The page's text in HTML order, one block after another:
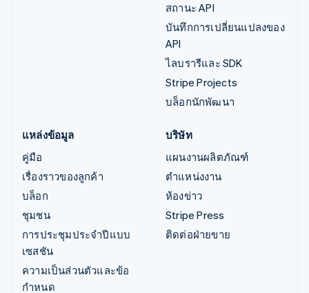
สถานะ API
บันทึกการเปลี่ยนแปลงของ
API
ไลบรารีและ SDK
Stripe Projects
บล็อกนักพัฒนา
แหล่งข้อมูล
คู่มือ
เรื่องราวของลูกค้า
บล็อก
ชุมชน
การประชุมประจำปีแบบ
เซสชัน
ความเป็นส่วนตัวและข้อ
กำหนด
บริษัท
แผนงานผลิตภัณฑ์
ตำแหน่งงาน
ห้องข่าว
Stripe Press
ติดต่อฝ่ายขาย